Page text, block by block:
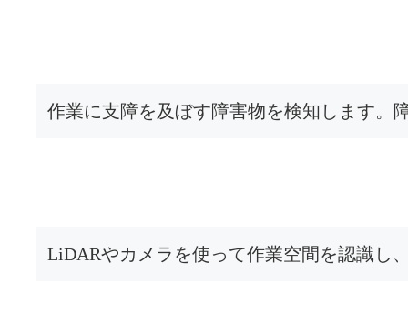
作業に支障を及ぼす障害物を検知します。
LiDARやカメラを使って作業空間を認識し